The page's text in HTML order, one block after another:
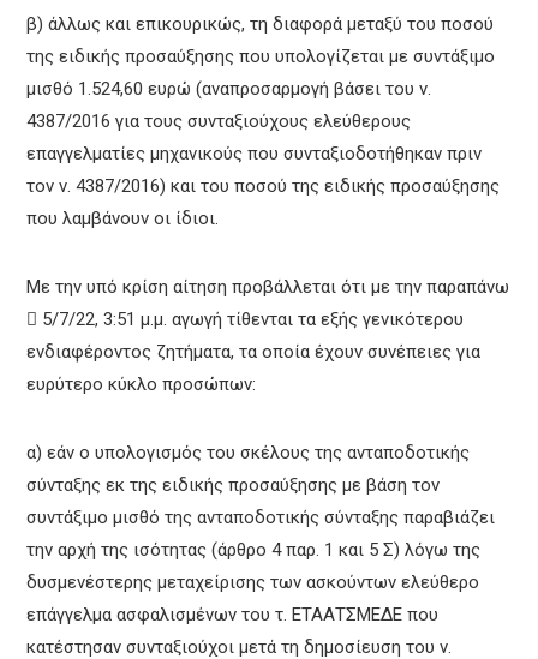
β) άλλως και επικουρικώς, τη διαφορά μεταξύ του ποσού
της ειδικής προσαύξησης που υπολογίζεται με συντάξιμο
μισθό 1.524,60 ευρώ (αναπροσαρμογή βάσει του ν.
4387/2016 για τους συνταξιούχους ελεύθερους
επαγγελματίες μηχανικούς που συνταξιοδοτήθηκαν πριν
τον ν. 4387/2016) και του ποσού της ειδικής προσαύξησης
που λαμβάνουν οι ίδιοι.
Με την υπό κρίση αίτηση προβάλλεται ότι με την παραπάνω
 5/7/22, 3:51 μ.μ. αγωγή τίθενται τα εξής γενικότερου
ενδιαφέροντος ζητήματα, τα οποία έχουν συνέπειες για
ευρύτερο κύκλο προσώπων:
α) εάν ο υπολογισμός του σκέλους της ανταποδοτικής
σύνταξης εκ της ειδικής προσαύξησης με βάση τον
συντάξιμο μισθό της ανταποδοτικής σύνταξης παραβιάζει
την αρχή της ισότητας (άρθρο 4 παρ. 1 και 5 Σ) λόγω της
δυσμενέστερης μεταχείρισης των ασκούντων ελεύθερο
επάγγελμα ασφαλισμένων του τ. ΕΤΑΑΤΣΜΕΔΕ που
κατέστησαν συνταξιούχοι μετά τη δημοσίευση του ν.